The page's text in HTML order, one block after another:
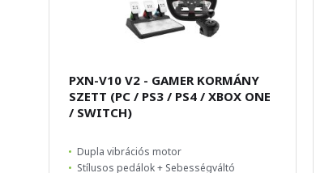
PXN-V10 V2 - GAMER KORMÁNY
SZETT (PC / PS3 / PS4 / XBOX ONE
/ SWITCH)
Dupla vibrációs motor
Stílusos pedálok + Sebességváltó